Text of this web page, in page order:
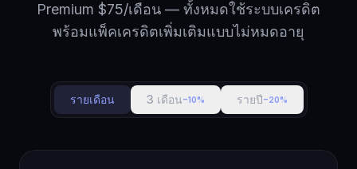
Premium $75/เดือน — ทั้งหมดใช้ระบบเครดิต
พร้อมแพ็คเครดิตเพิ่มเติมแบบไม่หมดอายุ
รายเดือน 3 เดือน−10% รายปี−20%